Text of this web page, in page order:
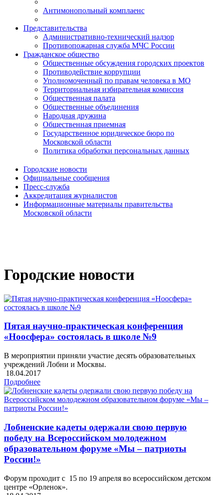
Антимонопольный комплаенс
Представительства
Административно-технический надзор
Противопожарная служба МЧС России
Гражданское общество
Общественные обсуждения городских проектов
Противодействие коррупции
Уполномоченный по правам человека в МО
Территориальная избирательная комиссия
Общественная палата
Общественные объединения
Народная дружина
Общественная приемная
Государственное юридическое бюро по
Московской области
Политика обработки персональных данных
Городские новости
Официальные сообщения
Пресс-служба
Аккредитация журналистов
Информационные материалы правительства
Московской области
Городские новости
Пятая научно-практическая конференция
«Ноосфера» состоялась в школе №9
В мероприятии приняли участие десять образовательных
учреждений Лобни и Москвы.
18.04.2017
Подробнее
Лобненские кадеты одержали свою первую
победу на Всероссийском молодежном
образователь­ном форуме «Мы – пат­риоты
России!»
Форум проходит с 15 по 19 апреля во всероссийском детском
центре «Орленок».